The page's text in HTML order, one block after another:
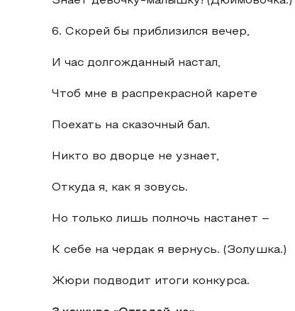
6. Скорей бы приблизился вечер,
И час долгожданный настал,
Чтоб мне в распрекрасной карете
Поехать на сказочный бал.
Никто во дворце не узнает,
Откуда я, как я зовусь.
Но только лишь полночь настанет –
К себе на чердак я вернусь. (Золушка.)
Жюри подводит итоги конкурса.